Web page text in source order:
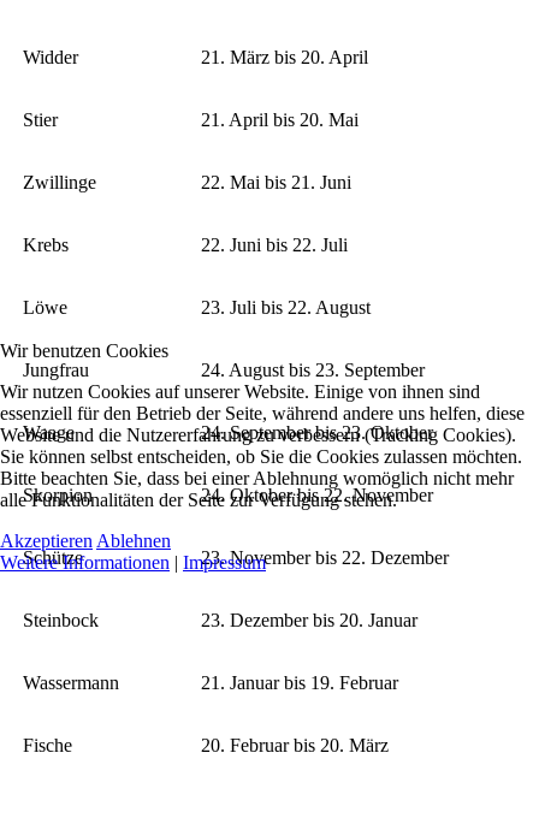
Widder 21. März bis 20. April
Stier 21. April bis 20. Mai
Zwillinge 22. Mai bis 21. Juni
Krebs 22. Juni bis 22. Juli
Löwe 23. Juli bis 22. August
Jungfrau 24. August bis 23. September
Waage 24. September bis 23. Oktober
Skorpion 24. Oktober bis 22. November
Schütze 23. November bis 22. Dezember
Steinbock 23. Dezember bis 20. Januar
Wassermann 21. Januar bis 19. Februar
Fische 20. Februar bis 20. März
Wir benutzen Cookies
Wir nutzen Cookies auf unserer Website. Einige von ihnen sind
essenziell für den Betrieb der Seite, während andere uns helfen, diese
Website und die Nutzererfahrung zu verbessern (Tracking Cookies).
Sie können selbst entscheiden, ob Sie die Cookies zulassen möchten.
Bitte beachten Sie, dass bei einer Ablehnung womöglich nicht mehr
alle Funktionalitäten der Seite zur Verfügung stehen.
Akzeptieren Ablehnen
Weitere Informationen | Impressum